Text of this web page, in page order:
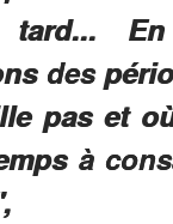
tard... En
des
pas et
à